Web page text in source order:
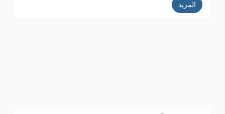
عقد برئاسة الدكتور أ.د. خليفـة الشعالـي وبحضور الأعضاء: أ.د. عبد الله
المزيد